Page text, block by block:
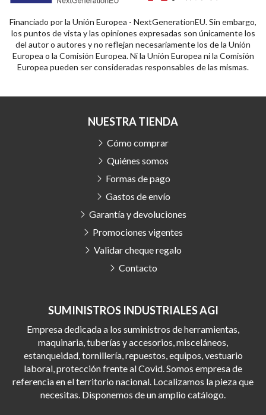
Financiado por la Unión Europea - NextGenerationEU. Sin embargo,
los puntos de vista y las opiniones expresadas son únicamente los
del autor o autores y no reflejan necesariamente los de la Unión
Europea o la Comisión Europea. Ni la Unión Europea ni la Comisión
Europea pueden ser consideradas responsables de las mismas.
SUMINISTROS INDUSTRIALES AGI
Empresa dedicada a los suministros de herramientas,
maquinaria, tuberías y accesorios, misceláneos,
estanqueidad, tornillería, repuestos, equipos, vestuario
laboral, protección frente al Covid. Somos empresa de
referencia en el territorio nacional. Localizamos la pieza que
necesitas. Disponemos de un amplio catálogo.
NUESTRA TIENDA
Cómo comprar
Quiénes somos
Formas de pago
Gastos de envío
Garantía y devoluciones
Promociones vigentes
Validar cheque regalo
Contacto